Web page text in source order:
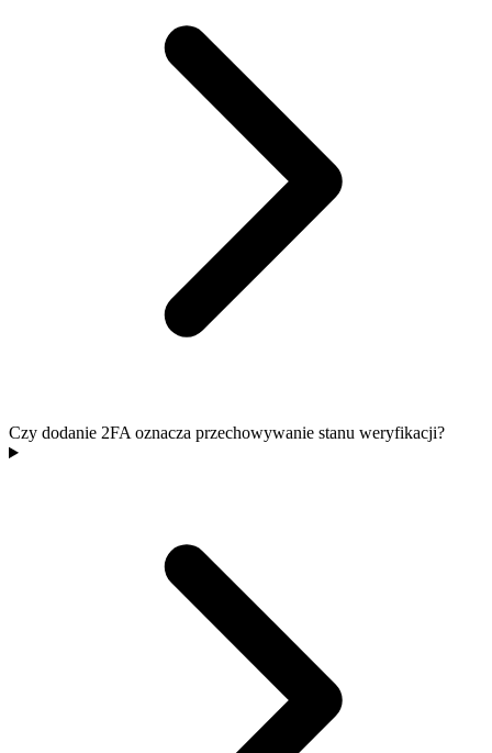
Czy dodanie 2FA oznacza przechowywanie stanu weryfikacji?